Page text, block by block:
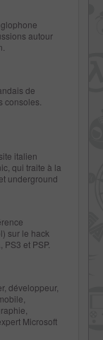
autour
de
consoles.
italien
qui traite à la
underground
sur le hack
et PSP.
développeur,
Microsoft